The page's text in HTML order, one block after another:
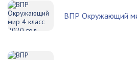
ВПР Окружающий